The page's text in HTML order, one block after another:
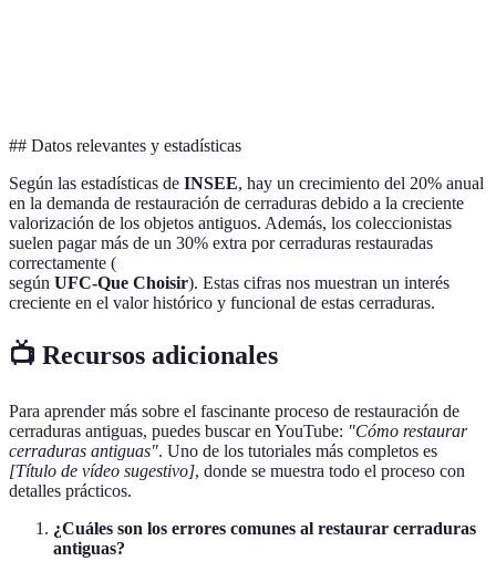
## Datos relevantes y estadísticas
Según las estadísticas de INSEE, hay un crecimiento del 20% anual
en la demanda de restauración de cerraduras debido a la creciente
valorización de los objetos antiguos. Además, los coleccionistas
suelen pagar más de un 30% extra por cerraduras restauradas
correctamente (
según UFC-Que Choisir). Estas cifras nos muestran un interés
creciente en el valor histórico y funcional de estas cerraduras.
📺 Recursos adicionales
Para aprender más sobre el fascinante proceso de restauración de
cerraduras antiguas, puedes buscar en YouTube: "Cómo restaurar
cerraduras antiguas". Uno de los tutoriales más completos es
[Título de vídeo sugestivo], donde se muestra todo el proceso con
detalles prácticos.
¿Cuáles son los errores comunes al restaurar cerraduras
antiguas?